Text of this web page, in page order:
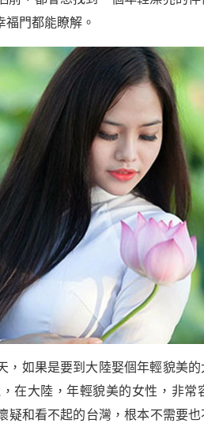
門都能瞭解。
，如果是要到大陸娶個年輕貌美
在大陸，年輕貌美的女性，非常
疑和看不起的台灣，根本不需要